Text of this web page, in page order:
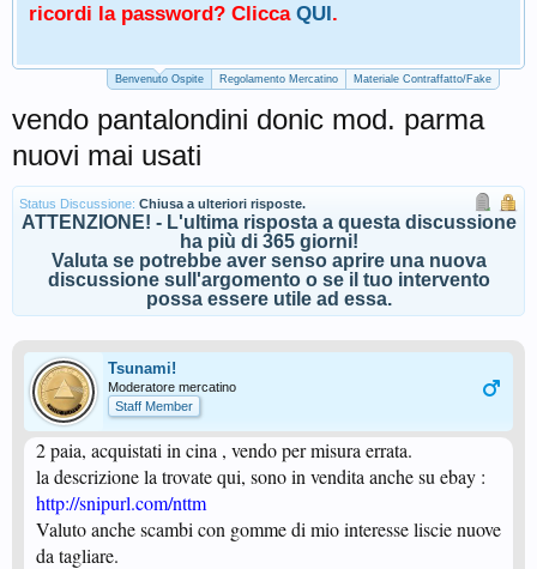
ricordi la password? Clicca QUI.
Benvenuto Ospite Regolamento Mercatino Materiale Contraffatto/Fake
vendo pantalondini donic mod. parma
nuovi mai usati
Status Discussione: Chiusa a ulteriori risposte.
ATTENZIONE! - L'ultima risposta a questa discussione
ha più di 365 giorni!
Valuta se potrebbe aver senso aprire una nuova
discussione sull'argomento o se il tuo intervento
possa essere utile ad essa.
Tsunami!
Moderatore mercatino
Staff Member
2 paia, acquistati in cina , vendo per misura errata.
la descrizione la trovate qui, sono in vendita anche su ebay :
http://snipurl.com/nttm
Valuto anche scambi con gomme di mio interesse liscie nuove
da tagliare.